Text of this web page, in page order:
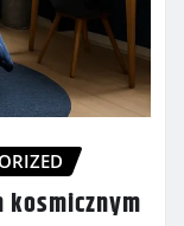
kosmicznym